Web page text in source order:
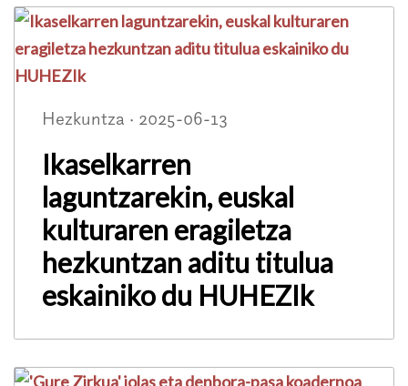
Hezkuntza · 2025-06-13
Ikaselkarren
laguntzarekin, euskal
kulturaren eragiletza
hezkuntzan aditu titulua
eskainiko du HUHEZIk